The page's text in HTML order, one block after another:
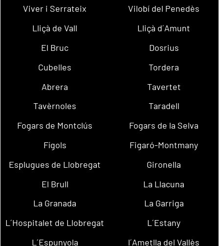
Viver i Serrateix
Vilobí del Penedès
Lliçà de Vall
Lliçà d´Amunt
El Bruc
Dosrius
Cubelles
Tordera
Abrera
Tavertet
Tavèrnoles
Taradell
Fogars de Montclús
Fogars de la Selva
Fígols
Figaró-Montmany
Esplugues de Llobregat
Gironella
El Brull
La Llacuna
La Granada
La Garriga
L´Hospitalet de Llobregat
L´Estany
L´Espunyola
l´Ametlla del Vallès